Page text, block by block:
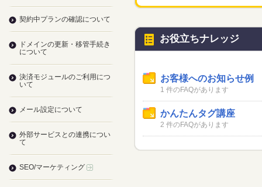
お役立ちナレッジ
お客様へのお知らせ例
1 件のFAQがあります
かんたんタグ講座
2 件のFAQがあります
契約中プランの確認について
ドメインの更新・移管手続き
について
決済モジュールのご利用につ
いて
メール設定について
外部サービスとの連携につい
て
SEO/マーケティング